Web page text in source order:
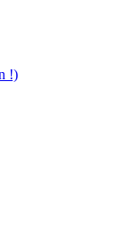
!)